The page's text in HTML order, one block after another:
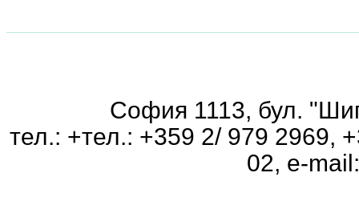
София 1113, бул.
тел.: +тел.: +359 2/ 979 2969,
02, e-